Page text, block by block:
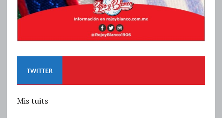
TWITTER
Mis tuits